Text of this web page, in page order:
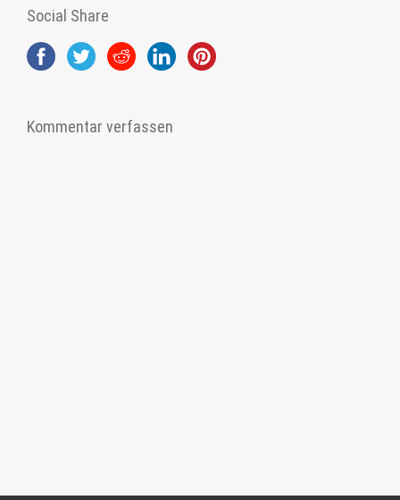
Social Share
Kommentar verfassen